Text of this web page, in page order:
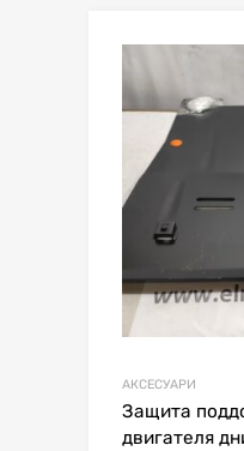
АКСЕСУАРИ
Защита
двигателя